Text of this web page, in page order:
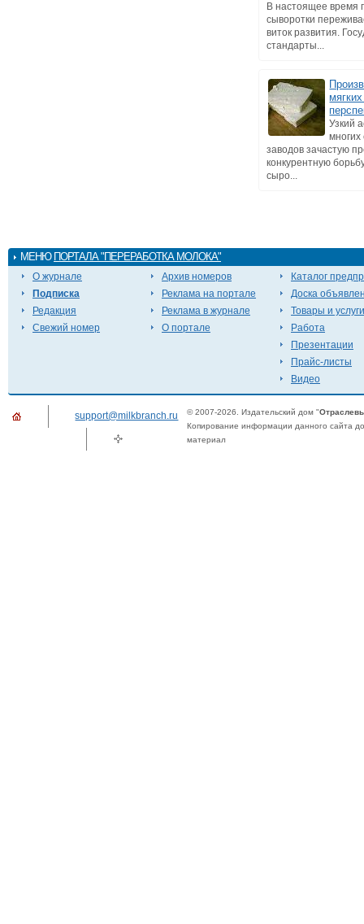
В настоящее время
сыворотки
виток развития.
стандарты...
Узкий
заводов зачастую
конкурентную
сыро...
МЕНЮ ПОРТАЛА "ПЕРЕРАБОТКА МОЛОКА"
О журнале
Подписка
Редакция
Свежий номер
Архив номеров
Реклама на портале
Реклама в журнале
О портале
Каталог
Доска
Товары и услуги
Работа
Презентации
Прайс-листы
Видео
support@milkbranch.ru © 2007-2026. Издательский дом "
Копирование информации данного сайта
материал